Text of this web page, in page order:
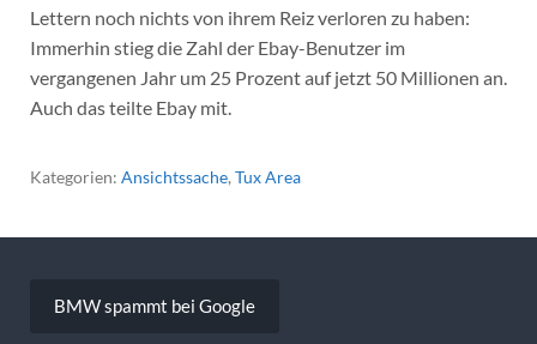
Lettern noch nichts von ihrem Reiz verloren zu haben:
Immerhin stieg die Zahl der Ebay-Benutzer im
vergangenen Jahr um 25 Prozent auf jetzt 50 Millionen an.
Auch das teilte Ebay mit.
Kategorien: Ansichtssache, Tux Area
BMW spammt bei Google